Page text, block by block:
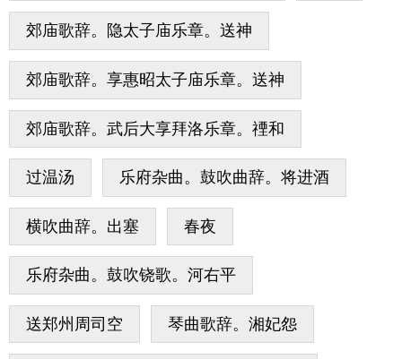
郊庙歌辞。隐太子庙乐章。送神
郊庙歌辞。享惠昭太子庙乐章。送神
郊庙歌辞。武后大享拜洛乐章。禋和
过温汤 乐府杂曲。鼓吹曲辞。将进酒
横吹曲辞。出塞 春夜
乐府杂曲。鼓吹铙歌。河右平
送郑州周司空 琴曲歌辞。湘妃怨